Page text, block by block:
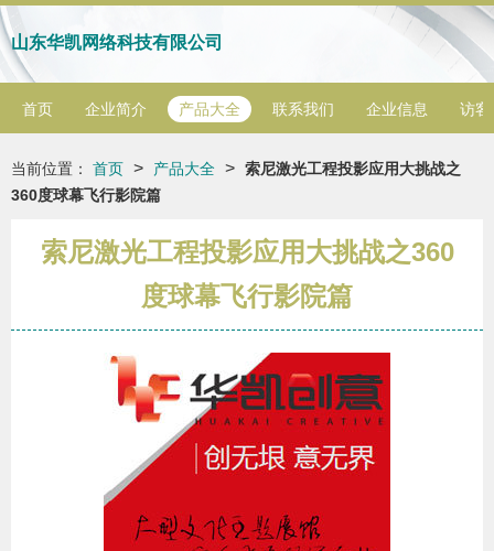
山东华凯网络科技有限公司
首页 企业简介 产品大全 联系我们 企业信息 访客
当前位置： 首页 > 产品大全 > 索尼激光工程投影应用大挑战之
360度球幕飞行影院篇
索尼激光工程投影应用大挑战之360
度球幕飞行影院篇